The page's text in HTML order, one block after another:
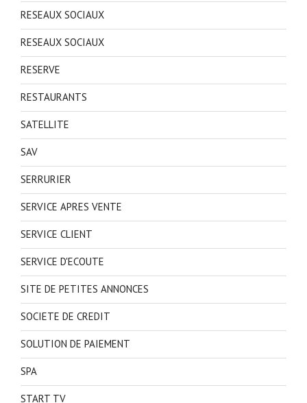
RESEAUX SOCIAUX
RESEAUX SOCIAUX
RESERVE
RESTAURANTS
SATELLITE
SAV
SERRURIER
SERVICE APRES VENTE
SERVICE CLIENT
SERVICE D'ECOUTE
SITE DE PETITES ANNONCES
SOCIETE DE CREDIT
SOLUTION DE PAIEMENT
SPA
START TV